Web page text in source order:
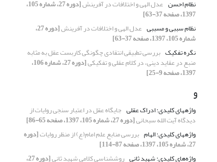
نظام احسن عدل الهی و اختلافات در آفرینش [دوره 27، شماره 105،
1397، صفحه 37-63]
نظام سببی و مسببی عدل الهی و اختلافات در آفرینش [دوره 27،
شماره 105، 1397، صفحه 37-63]
نگره تفکیک بررسی تطبیقی انتقادی چگونگی کاربست عقل به مثابه
منبع در عقاید دینی، در کلام عقلی و تفکیکی [دوره 27، شماره 106،
1397، صفحه 9-25]
و
واژه‎های کلیدی: ادراک عقلی جایگاه عقل در اعتبار سنجی روایات از
دیدگاه آیت الله سبحانی[دوره 27، شماره 105، 1397، صفحه 65-86]
واژه‏های کلیدی: الهام بررسی منابع علم امام(ع) از منظر روایات[دوره
27، شماره 105، 1397، صفحه 87-114]
واژه‌های کلیدی: شهید ثانی روش‎شناسی کلامی شهید ثانی [دوره 27،